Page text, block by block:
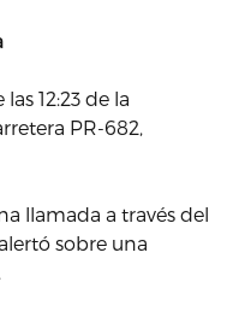
12:23 de la
PR-682,
llamada a través del
sobre una